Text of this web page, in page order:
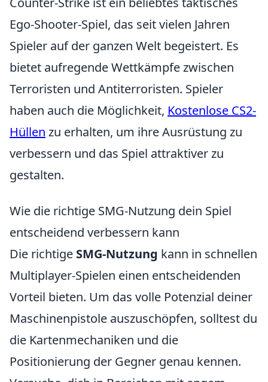
Ego-Shooter-Spiel, das seit vielen Jahren
Spieler auf der ganzen Welt begeistert. Es
bietet aufregende Wettkämpfe zwischen
Terroristen und Antiterroristen. Spieler
haben auch die Möglichkeit, Kostenlose CS2-
Hüllen zu erhalten, um ihre Ausrüstung zu
verbessern und das Spiel attraktiver zu
gestalten.
Wie die richtige SMG-Nutzung dein Spiel
entscheidend verbessern kann
Die richtige SMG-Nutzung kann in schnellen
Multiplayer-Spielen einen entscheidenden
Vorteil bieten. Um das volle Potenzial deiner
Maschinenpistole auszuschöpfen, solltest du
die Kartenmechaniken und die
Positionierung der Gegner genau kennen.